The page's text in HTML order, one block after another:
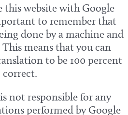
this website with Google
to remember that
done by a machine and
means that you can
to be 100 percent
correct.
not responsible for any
performed by Google